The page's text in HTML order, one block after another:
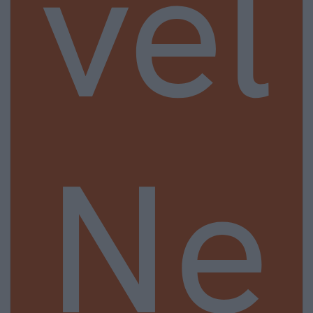
Ne